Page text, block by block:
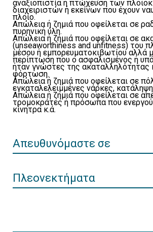
αναξιοπιστία ή πτώχευση των
διαχειριστών ή εκείνων που έχουν
πλοίο.
Απώλεια ή ζημιά που οφείλεται σε
πυρηνική ύλη.
Απώλεια ή ζημιά που οφείλεται σε
(unseaworthiness and unfitness) του
μέσου ή εμπορευματοκιβωτίου αλλά
περίπτωση που ο ασφαλισμένος ή
ήταν γνώστες της ακαταλληλότητας
φόρτωση.
Απώλεια ή ζημιά που οφείλεται σε
εγκαταλελειμμένες νάρκες,
Απώλεια ή ζημιά που οφείλεται σε
τρομοκράτες ή πρόσωπα που
κίνητρα κ.ά.
Απευθυνόμαστε σε
Πλεονεκτήματα